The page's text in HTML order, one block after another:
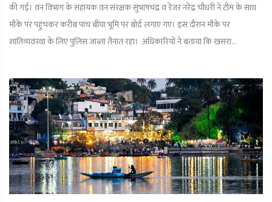
की गई। वन विभाग के सहायक वन संरक्षक सुभाषचंद्र व रेंजर नरेंद्र चौधरी ने टीम के साथ
मौके पर पहुंचकर करीब पांच बीघा भूमि पर बोर्ड लगाए गए। इस दौरान मौके पर
शांतिव्यवस्था के लिए पुलिस जाब्ता तैनात रहा। अधिकारियों ने बताया कि खसरा...